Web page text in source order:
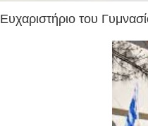
Ευχαριστήριο του